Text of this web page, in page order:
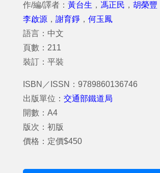
作/編/譯者： 黃台生 ， 馮正民 ， 胡榮豐
李啟源 ， 謝育錚 ， 何玉鳳
語言：中文
頁數：211
裝訂：平裝
ISBN／ISSN：9789860136746
出版單位： 交通部鐵道局
開數：A4
版次：初版
價格：定價$450